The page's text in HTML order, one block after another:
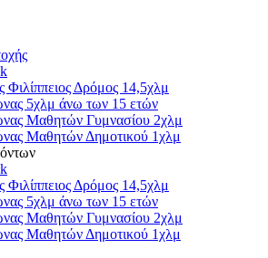
Φιλίππειος Δρόμος 14,5χλμ
5χλμ άνω των 15 ετών
Μαθητών Γυμνασίου 2χλμ
Μαθητών Δημοτικού 1χλμ
Φιλίππειος Δρόμος 14,5χλμ
5χλμ άνω των 15 ετών
Μαθητών Γυμνασίου 2χλμ
Μαθητών Δημοτικού 1χλμ